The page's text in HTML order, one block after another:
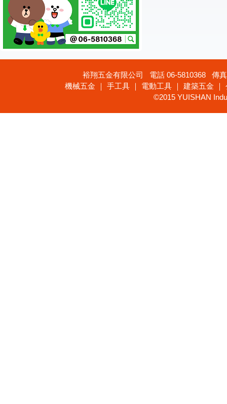
裕翔五金有限公司 電話 06-5810368 傳
機械五金 ｜ 手工具 ｜ 電動工具 ｜ 建築五金
©2015 YUISHAN